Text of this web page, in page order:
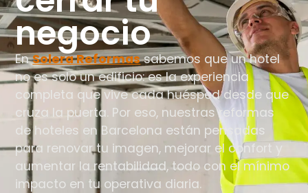
negocio
EnSolera Reformassabemos que un hotel
no es solo un edificio: es la experiencia
completa que vive cada huésped desde que
cruza la puerta. Por eso, nuestras reformas
de hoteles en Barcelona están pensadas
para renovar tu imagen, mejorar el confort y
aumentar la rentabilidad, todo con el mínimo
impacto en tu operativa diaria.